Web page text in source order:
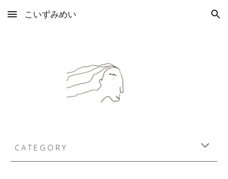
Skip to main content Skip to navigation
こいずみめい
C A T E G O R Y